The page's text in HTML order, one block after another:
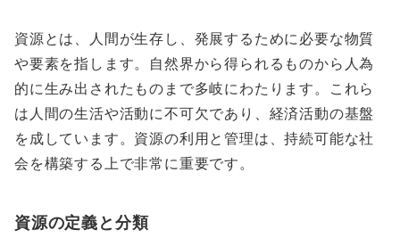
資源とは、人間が生存し、発展するために必要な物質
や要素を指します。自然界から得られるものから人為
的に生み出されたものまで多岐にわたります。これら
は人間の生活や活動に不可欠であり、経済活動の基盤
を成しています。資源の利用と管理は、持続可能な社
会を構築する上で非常に重要です。
資源の定義と分類